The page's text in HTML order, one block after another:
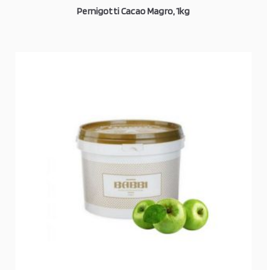
Pernigotti Cacao Magro, 1kg